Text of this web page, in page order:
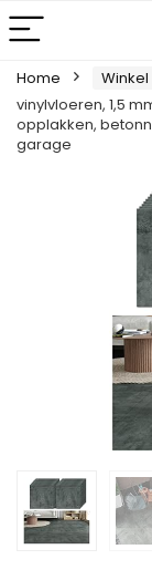
Home Winkel
vinylvloeren, 1,5
opplakken,
garage